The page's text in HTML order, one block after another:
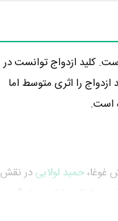
شده است. کلید ازدواج توانست در
ازدواج را اثری متوسط اما
است.
غوغا، حمید لولایی در نقش